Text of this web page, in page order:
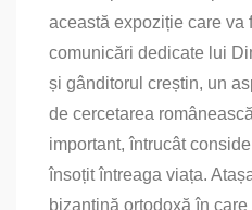
această expoziție care va
comunicări dedicate lui
și gânditorul creștin, un
de cercetarea
important, întrucât
însoțit întreaga viața.
bizantină ortodoxă în care